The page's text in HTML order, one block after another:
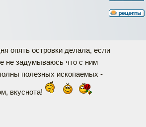
опять островки делала, если
не задумываюсь что с ним
полезных ископаемых -
вкуснота!